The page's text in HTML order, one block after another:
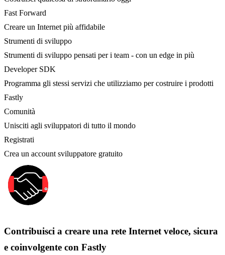
Fast Forward
Creare un Internet più affidabile
Strumenti di sviluppo
Strumenti di sviluppo pensati per i team - con un edge in più
Developer SDK
Programma gli stessi servizi che utilizziamo per costruire i prodotti
Fastly
Comunità
Unisciti agli sviluppatori di tutto il mondo
Registrati
Crea un account sviluppatore gratuito
Contribuisci a creare una rete Internet veloce, sicura
e coinvolgente con Fastly